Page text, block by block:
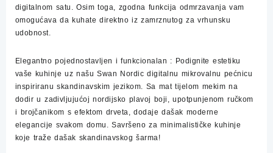
digitalnom satu. Osim toga, zgodna funkcija odmrzavanja vam
omogućava da kuhate direktno iz zamrznutog za vrhunsku
udobnost.
Elegantno pojednostavljen i funkcionalan : Podignite estetiku
vaše kuhinje uz našu Swan Nordic digitalnu mikrovalnu pećnicu
inspiriranu skandinavskim jezikom. Sa mat tijelom mekim na
dodir u zadivljujućoj nordijsko plavoj boji, upotpunjenom ručkom
i brojčanikom s efektom drveta, dodaje dašak moderne
elegancije svakom domu. Savršeno za minimalističke kuhinje
koje traže dašak skandinavskog šarma!